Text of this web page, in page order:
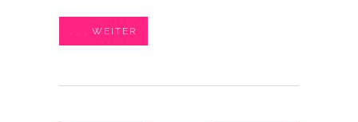
. . . WEITER